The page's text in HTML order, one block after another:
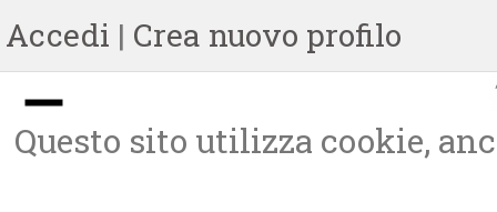
Accedi | Crea nuovo profilo
Questo sito utilizza cookie,